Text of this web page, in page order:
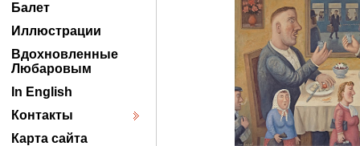
Балет
Иллюстрации
Вдохновленные
Любаровым
In English
Контакты
Карта сайта